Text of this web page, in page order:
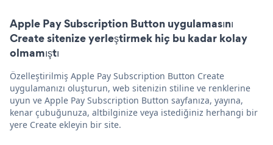
Apple Pay Subscription Button uygulamasını
Create sitenize yerleştirmek hiç bu kadar kolay
olmamıştı
Özelleştirilmiş Apple Pay Subscription Button Create
uygulamanızı oluşturun, web sitenizin stiline ve renklerine
uyun ve Apple Pay Subscription Button sayfanıza, yayına,
kenar çubuğunuza, altbilginize veya istediğiniz herhangi bir
yere Create ekleyin bir site.